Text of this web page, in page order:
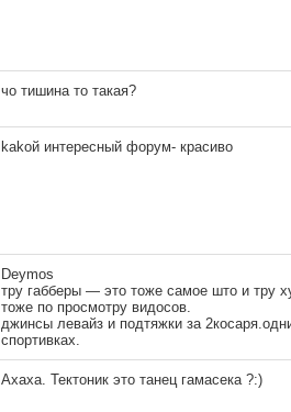
чо тишина то такая?
kakoй интересный форум- красиво
Deymos
тру габберы — это тоже самое што и тру
тоже по просмотру видосов.
джинсы левайз и подтяжки за
спортивках.
Ахаха. Тектоник это танец гамасека ?:)